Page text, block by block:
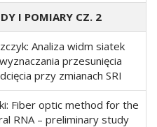
I POMIARY CZ. 2
Analiza widm siatek
przesunięcia
przy zmianach SRI
Fiber optic method for the
RNA – preliminary study